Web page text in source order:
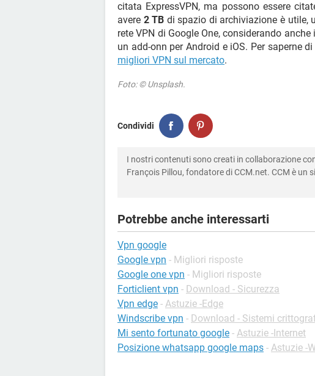
citata ExpressVPN, ma possono essere
avere 2 TB di spazio di archiviazione è utile,
rete VPN di Google One, considerando
un add-onn per Android e iOS. Per saperne
migliori VPN sul mercato.
Foto: © Unsplash.
Condividi
I nostri contenuti sono creati in collaborazione
François Pillou, fondatore di CCM.net. CCM è un
Potrebbe anche interessarti
Vpn google
Google vpn - Migliori risposte
Google one vpn - Migliori risposte
Forticlient vpn - Download - Sicurezza
Vpn edge - Astuzie -Edge
Windscribe vpn - Download - Sistemi
Mi sento fortunato google - Astuzie -Internet
Posizione whatsapp google maps - Astuzie -